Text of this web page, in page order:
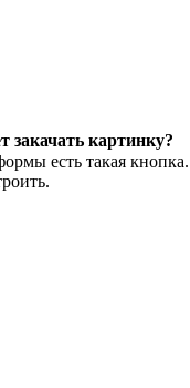
закачать картинку?
есть такая кнопка.